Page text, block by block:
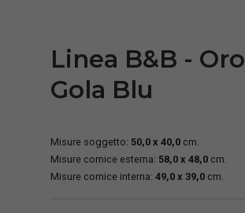
Linea B&B - Oro
Gola Blu
Misure soggetto: 50,0 x 40,0 cm.
Misure cornice esterna: 58,0 x 48,0 cm.
Misure cornice interna: 49,0 x 39,0 cm.